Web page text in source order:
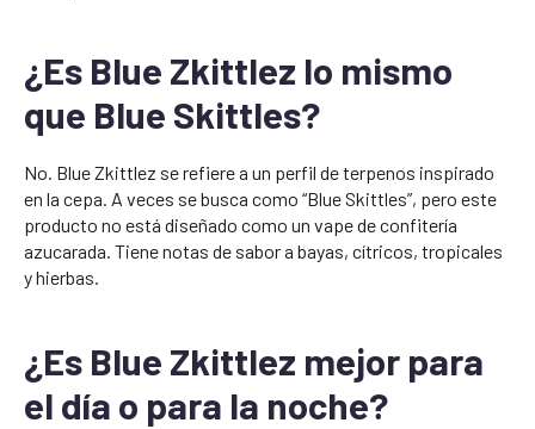
¿Es Blue Zkittlez lo mismo
que Blue Skittles?
No. Blue Zkittlez se refiere a un perfil de terpenos inspirado
en la cepa. A veces se busca como “Blue Skittles”, pero este
producto no está diseñado como un vape de confitería
azucarada. Tiene notas de sabor a bayas, cítricos, tropicales
y hierbas.
¿Es Blue Zkittlez mejor para
el día o para la noche?